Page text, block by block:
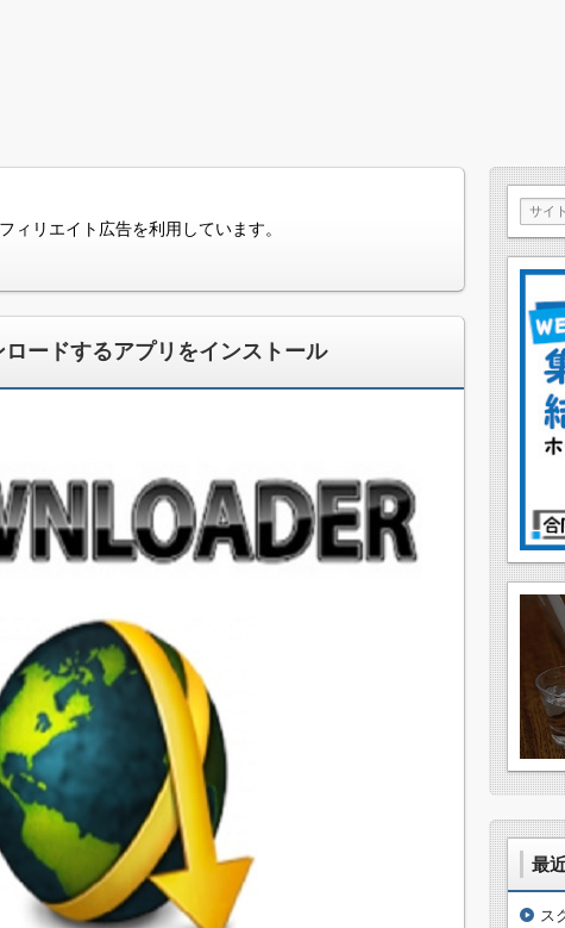
ィリエイト広告を利用しています。
ードするアプリをインストール
最
ス